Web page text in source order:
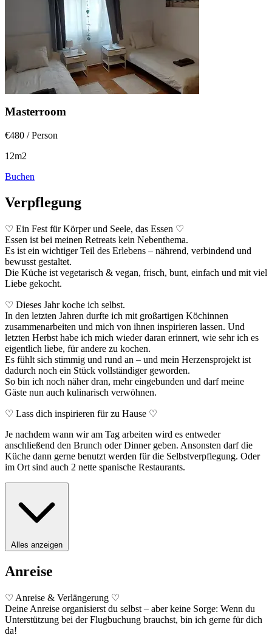
Masterroom
€480 / Person
12m2
Buchen
Verpflegung
♡ Ein Fest für Körper und Seele, das Essen ♡
Essen ist bei meinen Retreats kein Nebenthema.
Es ist ein wichtiger Teil des Erlebens – nährend, verbindend und
bewusst gestaltet.
Die Küche ist vegetarisch & vegan, frisch, bunt, einfach und mit viel
Liebe gekocht.
♡ Dieses Jahr koche ich selbst.
In den letzten Jahren durfte ich mit großartigen Köchinnen
zusammenarbeiten und mich von ihnen inspirieren lassen. Und
letzten Herbst habe ich mich wieder daran erinnert, wie sehr ich es
eigentlich liebe, für andere zu kochen.
Es fühlt sich stimmig und rund an – und mein Herzensprojekt ist
dadurch noch ein Stück vollständiger geworden.
So bin ich noch näher dran, mehr eingebunden und darf meine
Gäste nun auch kulinarisch verwöhnen.
♡ Lass dich inspirieren für zu Hause ♡
Je nachdem wann wir am Tag arbeiten wird es entweder
anschließend den Brunch oder Dinner geben. Ansonsten darf die
Küche dann gerne benutzt werden für die Selbstverpflegung. Oder
im Ort sind auch 2 nette spanische Restaurants.
Alles anzeigen
Anreise
♡ Anreise & Verlängerung ♡
Deine Anreise organisierst du selbst – aber keine Sorge: Wenn du
Unterstützung bei der Flugbuchung brauchst, bin ich gerne für dich
da!